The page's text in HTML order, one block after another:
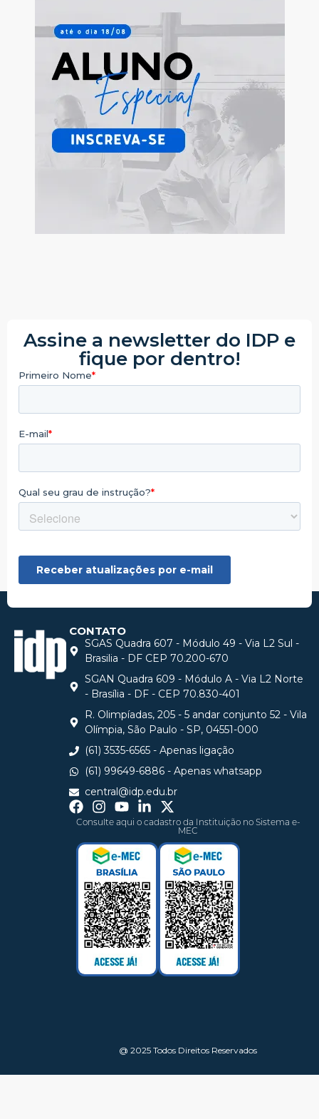
Assine a newsletter do IDP e
fique por dentro!
CONTATO
SGAS Quadra 607 - Módulo 49 - Via L2 Sul -
Brasilia - DF CEP 70.200-670
SGAN Quadra 609 - Módulo A - Via L2 Norte
- Brasília - DF - CEP 70.830-401
R. Olimpíadas, 205 - 5 andar conjunto 52 - Vila
Olímpia, São Paulo - SP, 04551-000
(61) 3535-6565 - Apenas ligação
(61) 99649-6886 - Apenas whatsapp
central@idp.edu.br
Consulte aqui o cadastro da Instituição no Sistema e-
MEC
@ 2025 Todos Direitos Reservados